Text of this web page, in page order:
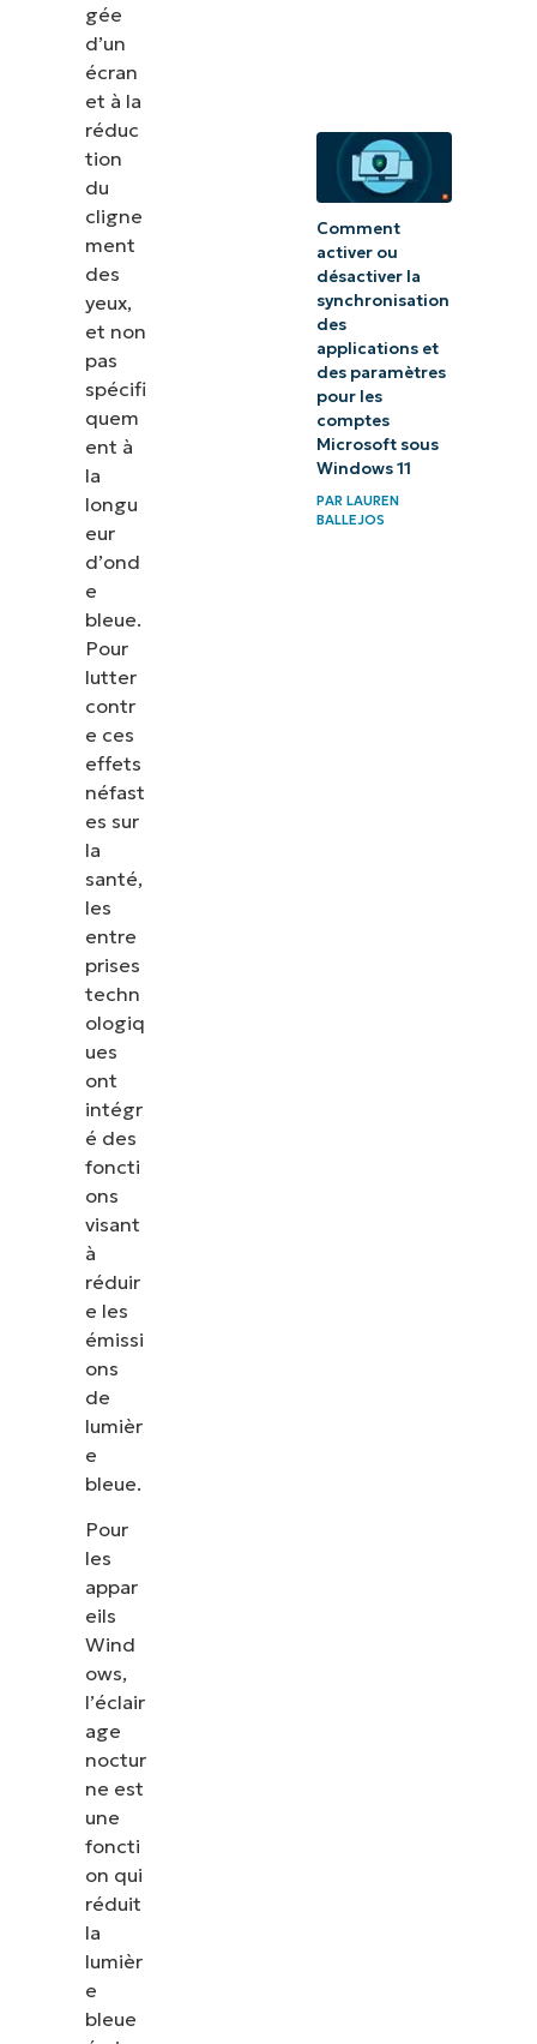
gée
d’un
écran
et à la
réduc
tion
du
cligne
ment
des
yeux,
et non
pas
spécifi
quem
ent à
la
longu
eur
d’ond
e
bleue.
Pour
lutter
contr
e ces
effets
néfast
es sur
la
santé,
les
entre
prises
techn
ologiq
ues
ont
intégr
é des
foncti
ons
visant
à
réduir
e les
émissi
ons
de
lumièr
e
bleue.
Pour
les
appar
eils
Wind
ows,
l’éclair
age
noctur
ne est
une
foncti
on qui
réduit
la
lumièr
e
bleue
Comment
activer ou
désactiver la
synchronisation
des
applications et
des paramètres
pour les
comptes
Microsoft sous
Windows 11
PAR LAUREN
BALLEJOS